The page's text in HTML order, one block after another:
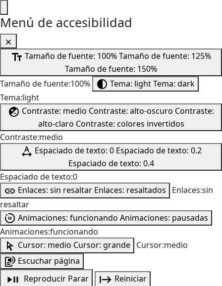
Menú de accesibilidad
Tamaño de fuente: 100%Tamaño de fuente: 125%
Tamaño de fuente: 150%
Tamaño de fuente:100%
Tema: lightTema: dark
Tema:light
Contraste: medio Contraste: alto-oscuro Contraste:
alto-claro Contraste: colores invertidos
Contraste:medio
Espaciado de texto: 0 Espaciado de texto: 0.2
Espaciado de texto: 0.4
Espaciado de texto:0
Enlaces: sin resaltar Enlaces: resaltados
Enlaces:sin
resaltar
Animaciones: funcionando Animaciones: pausadas
Animaciones:funcionando
Cursor: medio Cursor: grande Cursor:medio
Escuchar página
Reproducir Parar
Reiniciar